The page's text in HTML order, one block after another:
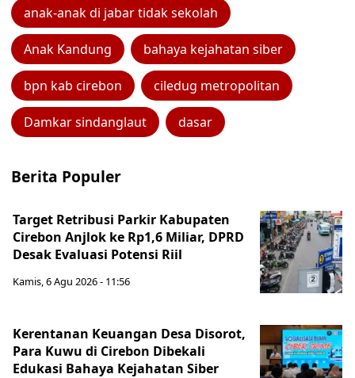
anak-anak di jabar tidak sekolah
Anak Kandung bahaya kejahatan siber
bpn kab cirebon ciledug metropolitan
Damkar sindanglaut dasar
Berita Populer
Target Retribusi Parkir Kabupaten
Cirebon Anjlok ke Rp1,6 Miliar, DPRD
Desak Evaluasi Potensi Riil
Kamis, 6 Agu 2026 - 11:56
Kerentanan Keuangan Desa Disorot,
Para Kuwu di Cirebon Dibekali
Edukasi Bahaya Kejahatan Siber